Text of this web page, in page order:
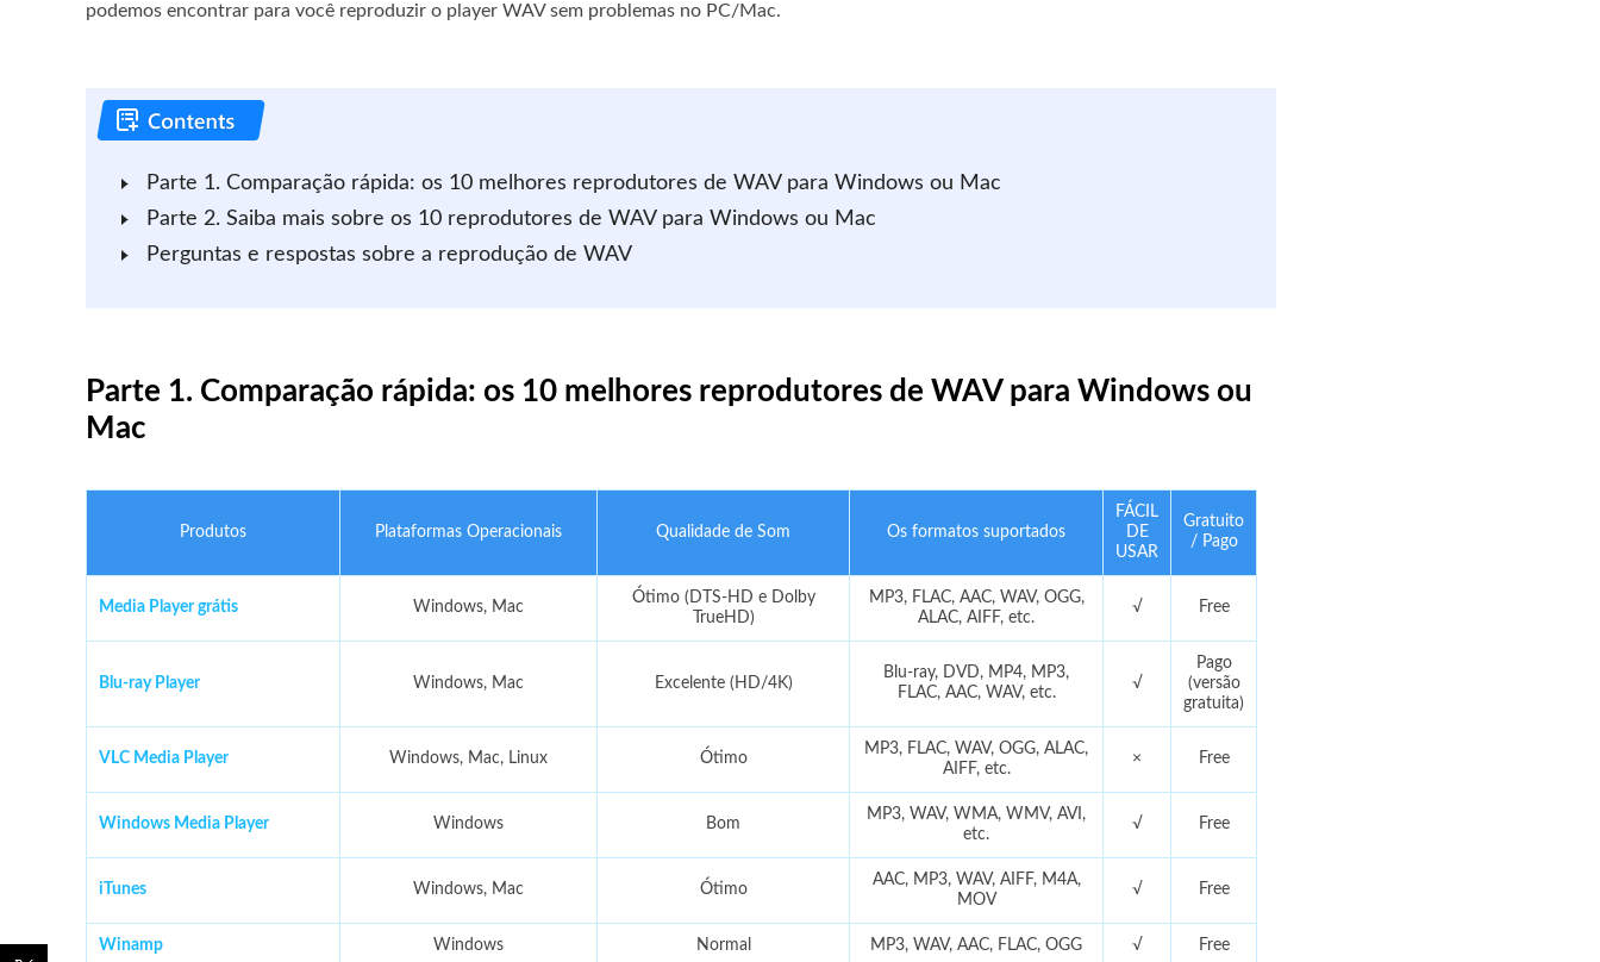
podemos encontrar para você reproduzir o player WAV sem problemas no PC/Mac.
Parte 1. Comparação rápida: os 10 melhores reprodutores de WAV para Windows ou Mac
Parte 2. Saiba mais sobre os 10 reprodutores de WAV para Windows ou Mac
Perguntas e respostas sobre a reprodução de WAV
Parte 1. Comparação rápida: os 10 melhores reprodutores de WAV para Windows ou
Mac
Produtos Plataformas Operacionais Qualidade de Som Os formatos suportados
FÁCIL
DE
USAR
Gratuito
/ Pago
Media Player grátis Windows, Mac
Ótimo (DTS-HD e Dolby
TrueHD)
MP3, FLAC, AAC, WAV, OGG,
ALAC, AIFF, etc.
√ Free
Blu-ray Player Windows, Mac Excelente (HD/4K)
Blu-ray, DVD, MP4, MP3,
FLAC, AAC, WAV, etc.
√
Pago
(versão
gratuita)
VLC Media Player Windows, Mac, Linux Ótimo
MP3, FLAC, WAV, OGG, ALAC,
AIFF, etc.
× Free
Windows Media Player Windows Bom
MP3, WAV, WMA, WMV, AVI,
etc.
√ Free
iTunes Windows, Mac Ótimo
AAC, MP3, WAV, AIFF, M4A,
MOV
√ Free
Winamp Windows Normal MP3, WAV, AAC, FLAC, OGG √ Free